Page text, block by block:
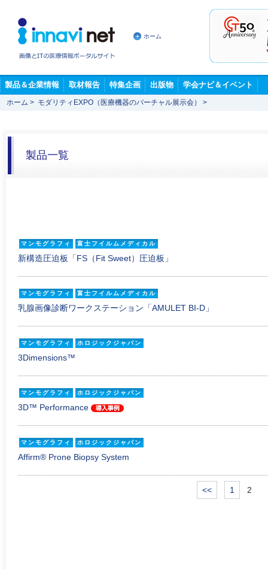
ホーム
製品＆企業情報 取材報告 特集企画 出版物 学会ナビ＆イベント
ホーム > モダリティEXPO（医療機器のバーチャル展示会） >
製品一覧
マンモグラフィ 富士フイルムメディカル
新構造圧迫板「FS（Fit Sweet）圧迫板」
マンモグラフィ 富士フイルムメディカル
乳腺画像診断ワークステーション「AMULET BI-D」
マンモグラフィ ホロジックジャパン
3Dimensions™
マンモグラフィ ホロジックジャパン
3D™ Performance
マンモグラフィ ホロジックジャパン
Affirm® Prone Biopsy System
<< 1 2